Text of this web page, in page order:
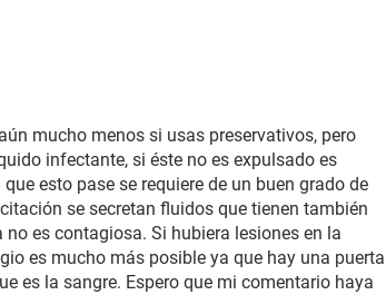
mucho menos si usas preservativos, pero
infectante, si éste no es expulsado es
esto pase se requiere de un buen grado de
se secretan fluidos que tienen también
es contagiosa. Si hubiera lesiones en la
es mucho más posible ya que hay una puerta
es la sangre. Espero que mi comentario haya